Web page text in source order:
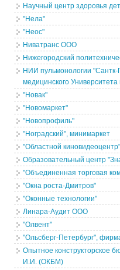
Научный центр здоровья
"Нела"
"Неос"
Ниватранс ООО
Нижегородский
НИИ пульмонологии "Сантк-
медицинского
"Новак"
"Новомаркет"
"Новопрофиль"
"Ноградский", минимаркет
"Областной
Образовательный центр
"Объединенная торговая
"Окна роста-Дмитров"
"Оконные технологии"
Линара-Аудит ООО
"Олвент"
"Ольсберг-Петербург",
Опытное конструкторское
И.И. (ОКБМ)